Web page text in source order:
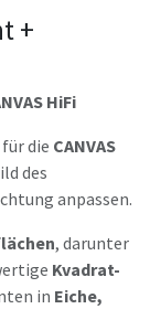
+
HiFi
die CANVAS
des
anpassen.
, darunter
Kvadrat-
in Eiche,